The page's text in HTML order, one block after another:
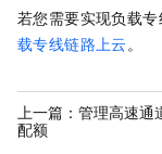
若您需要实现负载
载专线链路上云。
上一篇： 管理高速通
配额